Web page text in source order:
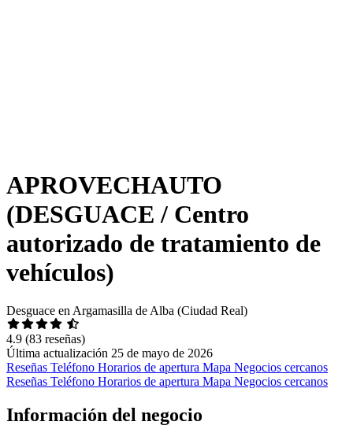
APROVECHAUTO
(DESGUACE / Centro
autorizado de tratamiento de
vehículos)
Desguace en Argamasilla de Alba (Ciudad Real)
4.9 (83 reseñas)
Última actualización 25 de mayo de 2026
Reseñas Teléfono Horarios de apertura Mapa Negocios cercanos
Reseñas Teléfono Horarios de apertura Mapa Negocios cercanos
Información del negocio